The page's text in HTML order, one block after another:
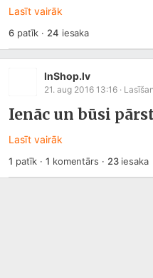
Lasīt vairāk
6patīk · 24 iesaka
InShop.lv
21. aug 2016 13:16 ·
Ienāc un būsi
Lasīt vairāk
1 patīk ·1 komentārs · 23iesaka